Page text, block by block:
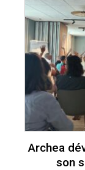
Archea
son